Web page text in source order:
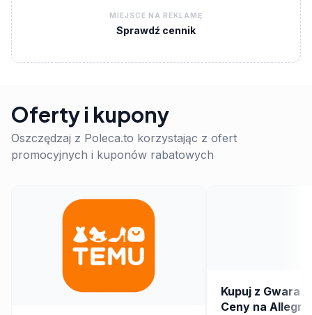
MIEJSCE NA REKLAMĘ
Sprawdź cennik
Oferty i kupony
Oszczędzaj z Poleca.to korzystając z ofert
promocyjnych i kuponów rabatowych
Kupuj z
Ceny na